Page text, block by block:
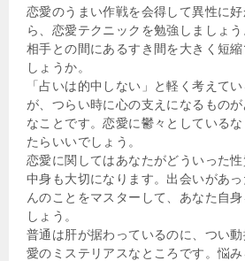
恋愛のうまい作戦を会得して異性に
ら、恋愛テクニックを勉強しましょ
相手との間にあるすき間を大きく短
しょうか。
「占いは的中しない」と軽く考えて
が、つらい時に心の支えになるもの
なことです。恋愛に鬱々としている
たらいいでしょう。
恋愛に関してはあなたがどういった
中身も大切になります。出会いがあ
んのことをマスターして、あなた自
しょう。
普通は肝が据わっているのに、つい
愛のミステリアスなところです。悩み